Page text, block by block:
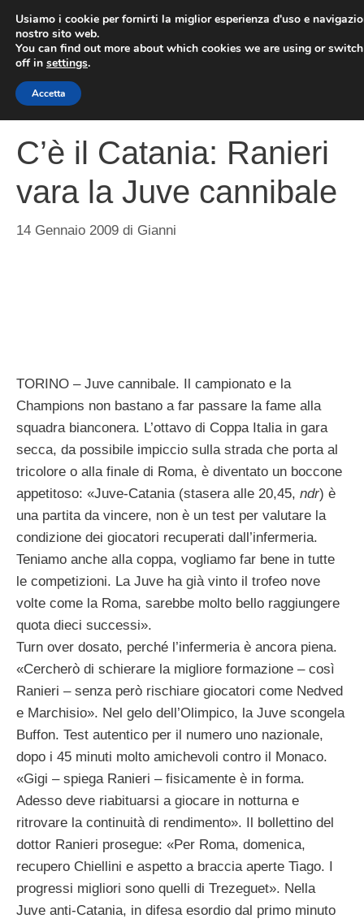
contenuto
C’è il Catania: Ranieri
vara la Juve cannibale
14 Gennaio 2009 di Gianni
TORINO – Juve cannibale. Il campionato e la
Champions non bastano a far passare la fame alla
squadra bianconera. L’ottavo di Coppa Italia in gara
secca, da possibile impiccio sulla strada che porta al
tricolore o alla finale di Roma, è diventato un boccone
appetitoso: «Juve-Catania (stasera alle 20,45, ndr) è
una partita da vincere, non è un test per valutare la
condizione dei giocatori recuperati dall’infermeria.
Teniamo anche alla coppa, vogliamo far bene in tutte
le competizioni. La Juve ha già vinto il trofeo nove
volte come la Roma, sarebbe molto bello raggiungere
quota dieci successi».
Turn over dosato, perché l’infermeria è ancora piena.
«Cercherò di schierare la migliore formazione – così
Ranieri – senza però rischiare giocatori come Nedved
e Marchisio». Nel gelo dell’Olimpico, la Juve scongela
Buffon. Test autentico per il numero uno nazionale,
dopo i 45 minuti molto amichevoli contro il Monaco.
«Gigi – spiega Ranieri – fisicamente è in forma.
Adesso deve riabituarsi a giocare in notturna e
ritrovare la continuità di rendimento». Il bollettino del
dottor Ranieri prosegue: «Per Roma, domenica,
recupero Chiellini e aspetto a braccia aperte Tiago. I
progressi migliori sono quelli di Trezeguet». Nella
Juve anti-Catania, in difesa esordio dal primo minuto
Usiamo i cookie per fornirti la miglior esperienza d'uso e
nostro sito web.
You can find out more about which cookies we are using or
off in settings.
Accetta